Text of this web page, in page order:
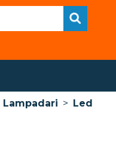
Lampadari > Led